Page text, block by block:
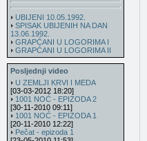
UBIJENI 10.05.1992.
SPISAK UBIJENIH NA DAN
13.06.1992.
GRAPĆANI U LOGORIMA I
GRAPĆANI U LOGORIMA II
Posljednji video
U ZEMLJI KRVI I MEDA
[03-03-2012 18:20]
1001 NOĆ - EPIZODA 2
[30-11-2010 09:11]
1001 NOĆ - EPIZODA 1
[20-11-2010 12:22]
Pečat - epizoda 1